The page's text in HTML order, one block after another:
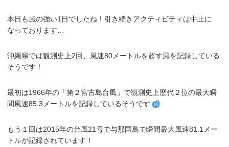
本日も風の強い1日でしたね！引き続きアクティビティは中止に
なっております…
沖縄県では観測史上2回、風速80メートルを超す風を記録している
そうです！
最初は1966年の「第２宮古島台風」で観測史上歴代２位の最大瞬
間風速85.3メートルを記録しているそうです
もう１回は2015年の台風21号で与那国島で瞬間最大風速81.1メー
トルが記録されています！